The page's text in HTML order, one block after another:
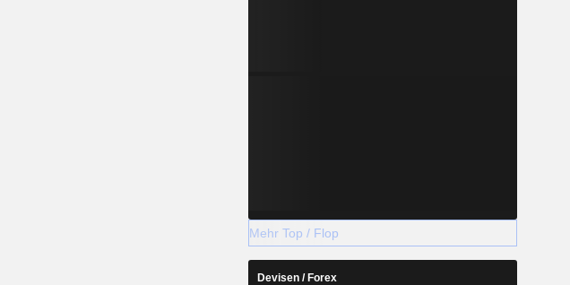
Mehr Top / Flop
Devisen / Forex